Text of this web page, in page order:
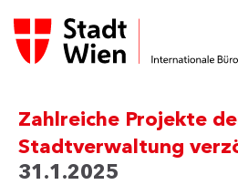
Zahlreiche Projekte
Stadtverwaltung
31.1.2025